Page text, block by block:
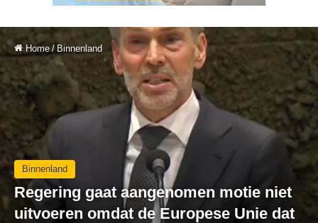
Home / Binnenland
Binnenland
Regering gaat aangenomen motie niet
uitvoeren omdat de Europese Unie dat